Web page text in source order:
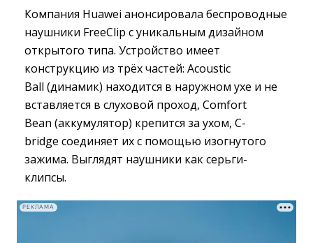
Компания Huawei анонсировала беспроводные
наушники FreeClip с уникальным дизайном
открытого типа. Устройство имеет
конструкцию из трёх частей: Acoustic
Ball (динамик) находится в наружном ухе и не
вставляется в слуховой проход, Comfort
Bean (аккумулятор) крепится за ухом, C-
bridge соединяет их с помощью изогнутого
зажима. Выглядят наушники как серьги-
клипсы.
РЕКЛАМА